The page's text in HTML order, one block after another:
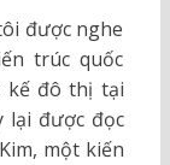
được nghe
trúc quốc
kế đô thị tại
lại được đọc
một kiến